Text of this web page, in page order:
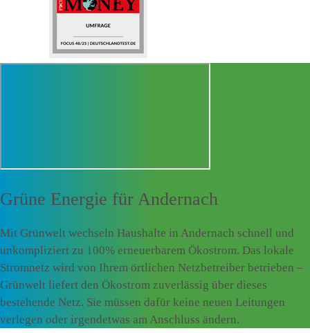
Grüne Energie für Andernach
Mit Grünwelt wechseln Haushalte in Andernach schnell und
unkompliziert zu 100% erneuerbarem Ökostrom. Das lokale
Stromnetz wird von Ihrem örtlichen Netzbetreiber betrieben –
Grünwelt liefert den Ökostrom zuverlässig über dieses
bestehende Netz. Sie müssen dafür keine neuen Leitungen
verlegen oder irgendetwas am Anschluss ändern.